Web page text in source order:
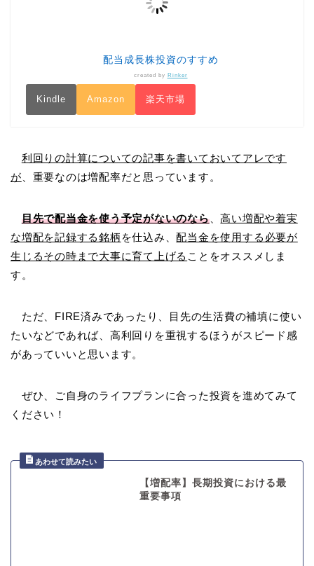
配当成長株投資のすすめ
created by Rinker
Kindle Amazon 楽天市場
利回りの計算についての記事を書いておいてアレです
が 、重要なのは増配率だと思っています。
目先で配当金を使う予定がないのなら、高い増配や着実
な増配を記録する銘柄 を仕込み、配当金を使用する必要が
生じるその時まで大事に育て上げる ことをオススメしま
す。
ただ、FIRE済みであったり、目先の生活費の補填に使い
たいなどであれば、高利回りを重視するほうがスピード感
があっていいと思います。
ぜひ、ご自身のライフプランに合った投資を進めてみて
ください！
【増配率】長期投資における最
重要事項